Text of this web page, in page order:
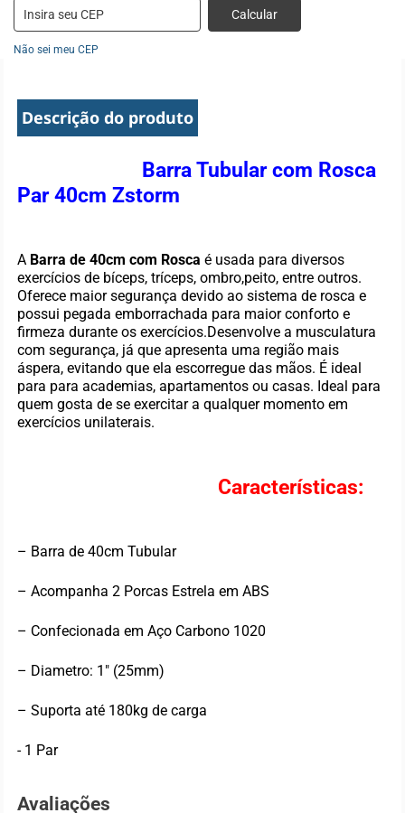
Calcular
Não sei meu CEP
Descrição do produto
Barra Tubular com Rosca
Par 40cm Zstorm
A Barra de 40cm com Rosca é usada para diversos
exercícios de bíceps, tríceps, ombro,peito, entre outros.
Oferece maior segurança devido ao sistema de rosca e
possui pegada emborrachada para maior conforto e
firmeza durante os exercícios.Desenvolve a musculatura
com segurança, já que apresenta uma região mais
áspera, evitando que ela escorregue das mãos. É ideal
para para academias, apartamentos ou casas. Ideal para
quem gosta de se exercitar a qualquer momento em
exercícios unilaterais.
Características:
– Barra de 40cm Tubular
– Acompanha 2 Porcas Estrela em ABS
– Confecionada em Aço Carbono 1020
– Diametro: 1″ (25mm)
– Suporta até 180kg de carga
- 1 Par
Avaliações